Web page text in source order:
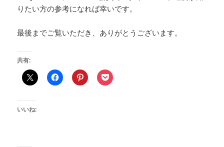
りたい方の参考になれば幸いです。
最後までご覧いただき、ありがとうございます。
共有:
いいね: